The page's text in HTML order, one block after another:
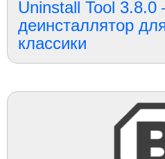
Uninstall Tool
деинсталлятор
классики